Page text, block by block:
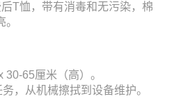
T恤，带有消毒和无污染，棉
65厘米（高）。
，从机械擦拭到设备维护。